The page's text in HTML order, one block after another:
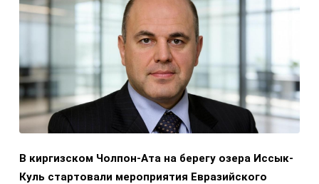
В киргизском Чолпон-Ата на берегу озера Иссык-
Куль стартовали мероприятия Евразийского